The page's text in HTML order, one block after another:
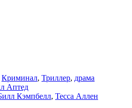
Криминал, Триллер, драма
Аптед
Кэмпбелл, Тесса Аллен